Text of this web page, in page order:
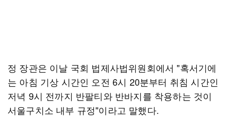
정 장관은 이날 국회 법제사법위원회에서 "혹서기에
는 아침 기상 시간인 오전 6시 20분부터 취침 시간인
저녁 9시 전까지 반팔티와 반바지를 착용하는 것이
서울구치소 내부 규정"이라고 말했다.